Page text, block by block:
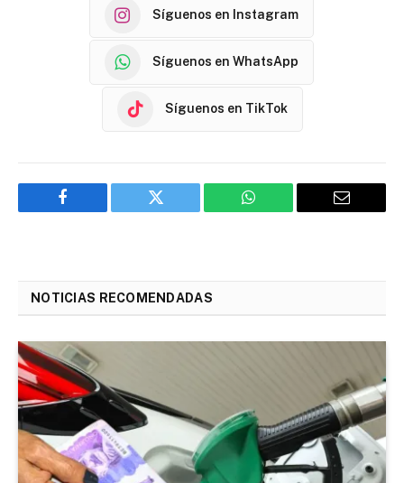
Síguenos en Instagram
Síguenos en WhatsApp
Síguenos en TikTok
Facebook Twitter WhatsApp Email
NOTICIAS RECOMENDADAS